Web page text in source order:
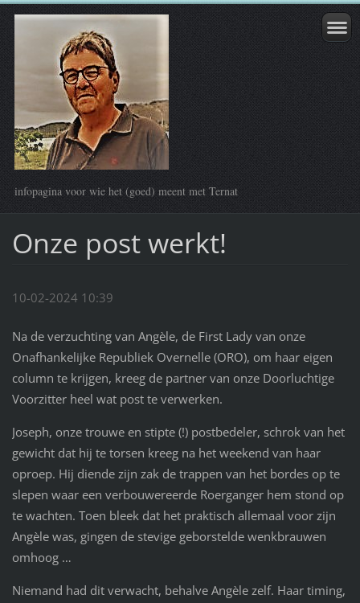
infopagina voor wie het (goed) meent met Ternat
Onze post werkt!
10-02-2024 10:39
Na de verzuchting van Angèle, de First Lady van onze
Onafhankelijke Republiek Overnelle (ORO), om haar eigen
column te krijgen, kreeg de partner van onze Doorluchtige
Voorzitter heel wat post te verwerken.
Joseph, onze trouwe en stipte (!) postbedeler, schrok van het
gewicht dat hij te torsen kreeg na het weekend van haar
oproep. Hij diende zijn zak de trappen van het bordes op te
slepen waar een verbouwereerde Roerganger hem stond op
te wachten. Toen bleek dat het praktisch allemaal voor zijn
Angèle was, gingen de stevige geborstelde wenkbrauwen
omhoog …
Niemand had dit verwacht, behalve Angèle zelf. Haar timing,